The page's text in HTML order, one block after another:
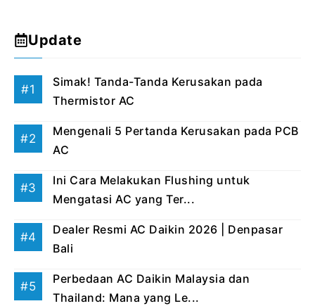
Update
Simak! Tanda-Tanda Kerusakan pada
Thermistor AC
Mengenali 5 Pertanda Kerusakan pada PCB
AC
Ini Cara Melakukan Flushing untuk
Mengatasi AC yang Ter...
Dealer Resmi AC Daikin 2026 | Denpasar
Bali
Perbedaan AC Daikin Malaysia dan
Thailand: Mana yang Le...